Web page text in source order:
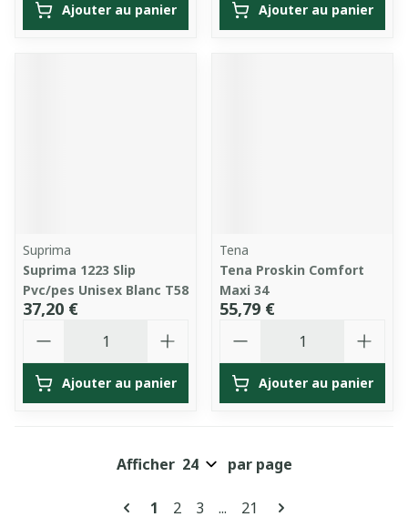
Ajouter au panier Ajouter au panier
Suprima
Suprima 1223 Slip
Pvc/pes Unisex Blanc T58
37,20 €
Ajouter au panier
Tena
Tena Proskin Comfort
Maxi 34
55,79 €
Ajouter au panier
Pages
Vous lisez actuellement la page
1 Page
2 Page
3 ... Page
21
Afficher par page